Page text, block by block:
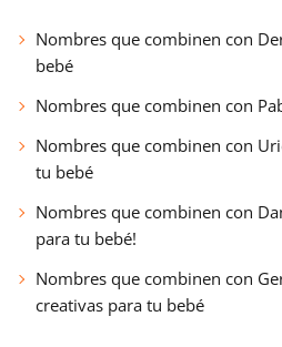
Nombres que combinen con
bebé
Nombres que combinen con
Nombres que combinen con
tu bebé
Nombres que combinen con
para tu bebé!
Nombres que combinen con
creativas para tu bebé